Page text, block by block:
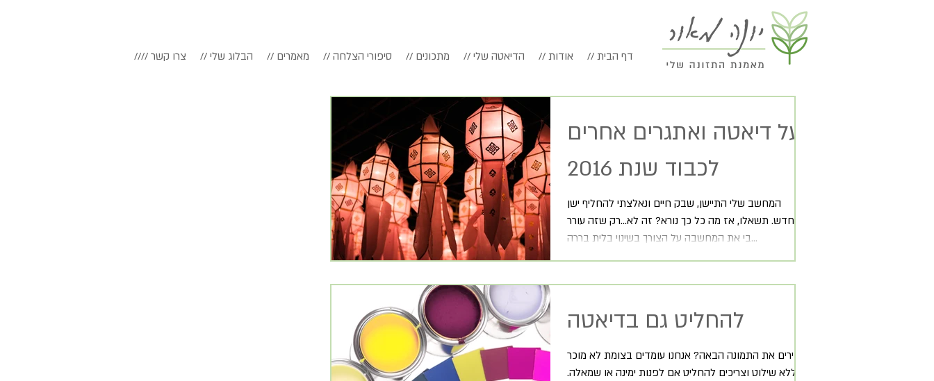
//// צרו קשר // הבלוג שלי // מאמרים // סיפורי הצלחה // מתכונים // הדיאטה שלי // אודות // דף הבית
על דיאטה ואתגרים אחרים
לכבוד שנת 2016
המחשב שלי התיישן, שבק חיים ונאלצתי להחליף ישן
בחדש. תשאלו, אז מה כל כך נורא? זה לא...רק שזה עורר
בי את המחשבה על הצורך בשינוי בלית בררה...
להחליט גם בדיאטה
מכירים את התמונה הבאה? אנחנו עומדים בצומת לא מוכר
וללא שילוט וצריכים להחליט אם לפנות ימינה או שמאלה.